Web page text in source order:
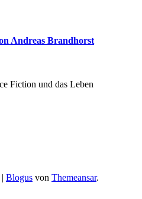
Andreas Brandhorst
Fiction und das Leben
| Blogus von Themeansar.